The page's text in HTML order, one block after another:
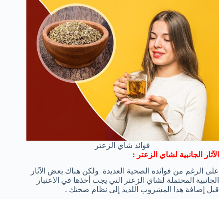
فوائد شاي الزعتر
الآثار الجانبية لشاي الزعتر :
على الرغم من فوائده الصحية العديدة ولكن هناك بعض الآثار
الجانبية المحتملة لشاي الزعتر التي يجب أخذها في الاعتبار
قبل إضافة هذا المشروب اللذيذ إلى نظام صحتك .